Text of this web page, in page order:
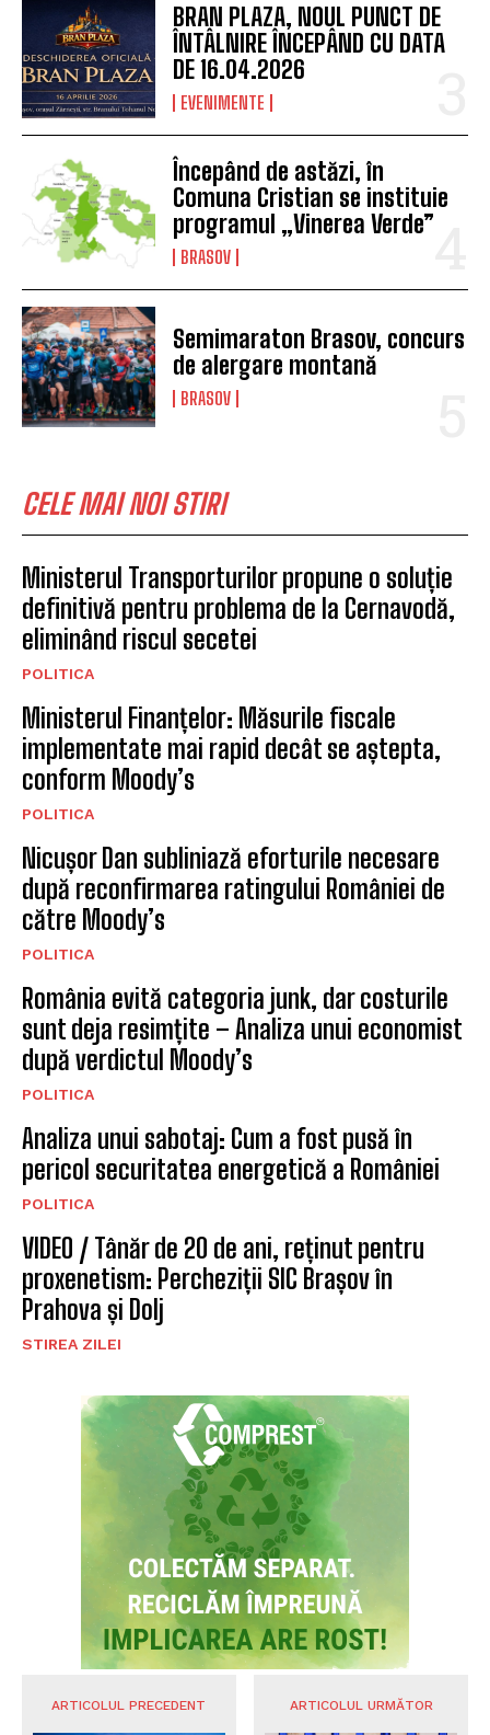
BRAN PLAZA, NOUL PUNCT DE
ÎNTÂLNIRE ÎNCEPÂND CU DATA
DE 16.04.2026
EVENIMENTE
Începând de astăzi, în
Comuna Cristian se instituie
programul „Vinerea Verde”
BRASOV
Semimaraton Brasov, concurs
de alergare montană
BRASOV
CELE MAI NOI STIRI
Ministerul Transporturilor propune o soluție
definitivă pentru problema de la Cernavodă,
eliminând riscul secetei
POLITICA
Ministerul Finanțelor: Măsurile fiscale
implementate mai rapid decât se aștepta,
conform Moody’s
POLITICA
Nicușor Dan subliniază eforturile necesare
după reconfirmarea ratingului României de
către Moody’s
POLITICA
România evită categoria junk, dar costurile
sunt deja resimțite – Analiza unui economist
după verdictul Moody’s
POLITICA
Analiza unui sabotaj: Cum a fost pusă în
pericol securitatea energetică a României
POLITICA
VIDEO / Tânăr de 20 de ani, reținut pentru
proxenetism: Percheziții SIC Brașov în
Prahova și Dolj
STIREA ZILEI
ARTICOLUL PRECEDENT ARTICOLUL URMĂTOR